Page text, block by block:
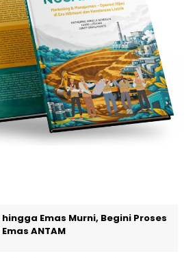
hingga Emas Murni, Begini Proses
ANTAM